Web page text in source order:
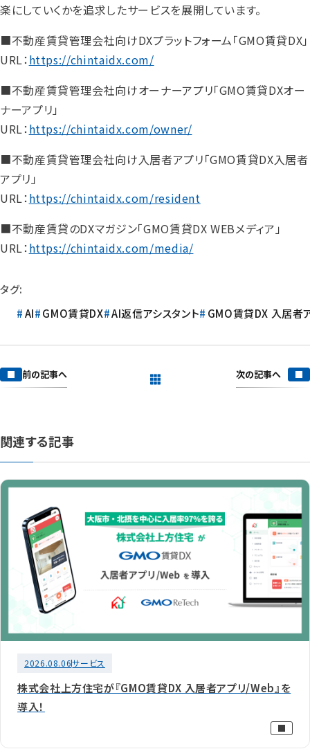
楽にしていくかを追求したサービスを展開しています。
■不動産賃貸管理会社向けDXプラットフォーム「GMO賃貸DX」
URL： https://chintaidx.com/
■不動産賃貸管理会社向けオーナーアプリ「GMO賃貸DXオー
ナーアプリ」
URL： https://chintaidx.com/owner/
■不動産賃貸管理会社向け入居者アプリ「GMO賃貸DX入居者
アプリ」
URL： https://chintaidx.com/resident
■不動産賃貸のDXマガジン「GMO賃貸DX WEBメディア」
URL： https://chintaidx.com/media/
タグ:
AI
GMO賃貸DX AI返信アシスタント GMO賃貸DX 入居者
前の記事へ 次の記事へ
関連する記事
2026.08.06サービス
株式会社上方住宅が『GMO賃貸DX 入居者アプリ/Web』を
導入！